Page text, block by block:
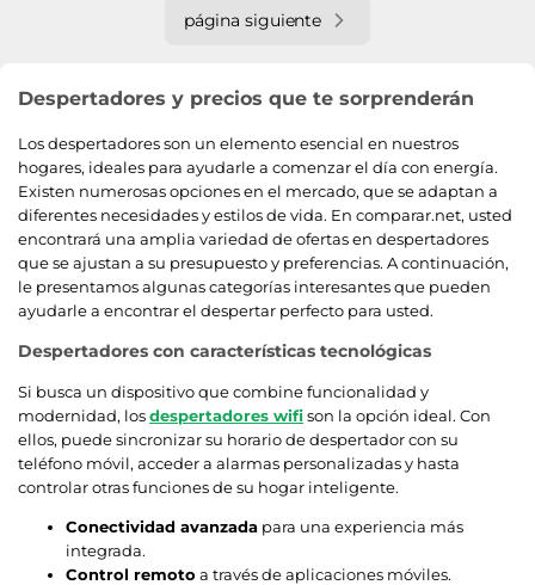
página siguiente
Despertadores y precios que te sorprenderán
Los despertadores son un elemento esencial en nuestros
hogares, ideales para ayudarle a comenzar el día con energía.
Existen numerosas opciones en el mercado, que se adaptan a
diferentes necesidades y estilos de vida. En comparar.net, usted
encontrará una amplia variedad de ofertas en despertadores
que se ajustan a su presupuesto y preferencias. A continuación,
le presentamos algunas categorías interesantes que pueden
ayudarle a encontrar el despertar perfecto para usted.
Despertadores con características tecnológicas
Si busca un dispositivo que combine funcionalidad y
modernidad, losdespertadores wifison la opción ideal. Con
ellos, puede sincronizar su horario de despertador con su
teléfono móvil, acceder a alarmas personalizadas y hasta
controlar otras funciones de su hogar inteligente.
Conectividad avanzada para una experiencia más
integrada.
Control remoto a través de aplicaciones móviles.